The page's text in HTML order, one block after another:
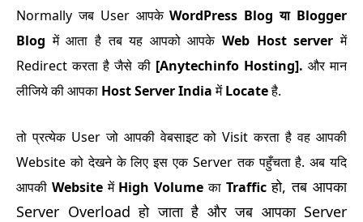
Normally जब User आपकेWordPress Blog या Blogger
Blog में आता है तब यह आपको आपकेWeb Host server में
Redirect करता है जैसे की [Anytechinfo Hosting]. और मान
लीजिये की आपका Host Server IndiaमेंLocateहै.
तो प्रत्येक User जो आपकी वेबसाइट को Visit करता है वह आपकी
Website को देखने के लिए इस एक Server तक पहुँचता है. अब यदि
आपकी Websiteमें High VolumeकाTrafficहो, तब आपका
Server Overload हो जाता है और जब आपका Server